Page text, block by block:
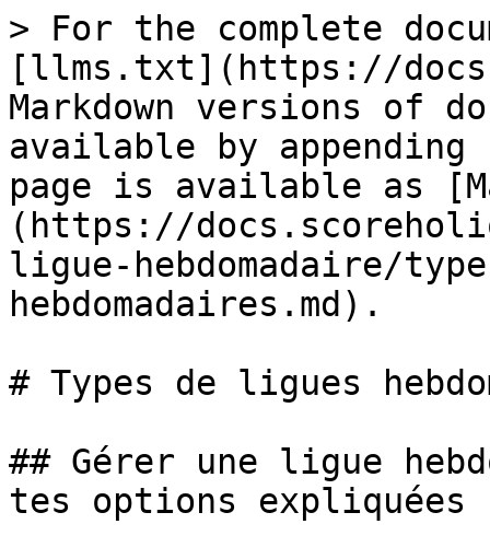
> For the complete
[llms.txt](https://
Markdown versions of
available by
page is available as
(https://
ligue-hebdomadaire/
hebdomadaires.md).
# Types de ligues
## Gérer une ligue
tes options expliquées